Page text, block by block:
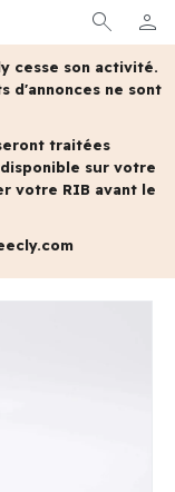
search person
MON
cesse son activité.
d'annonces ne sont
traitées
sur votre
votre RIB avant le